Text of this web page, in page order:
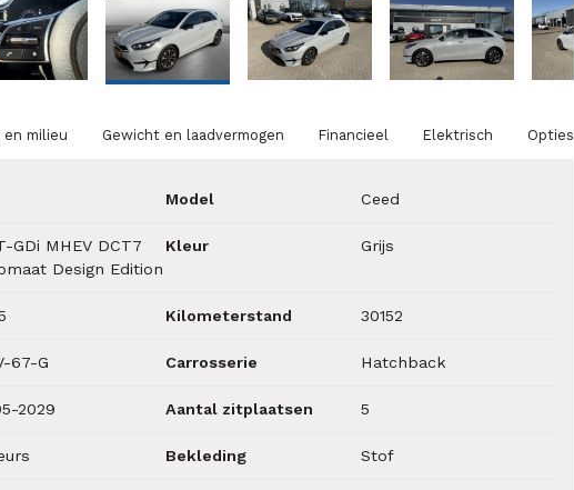
en milieu Gewicht en laadvermogen Financieel Elektrisch Opties
Model Ceed
GDi MHEV DCT7
Design Edition
Kleur Grijs
Kilometerstand 30152
67-G Carrosserie Hatchback
2029 Aantal zitplaatsen 5
Bekleding Stof